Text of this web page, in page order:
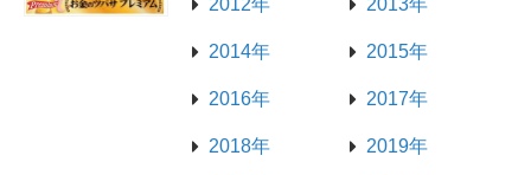
2012年 2013年
2014年 2015年
2016年 2017年
2018年 2019年